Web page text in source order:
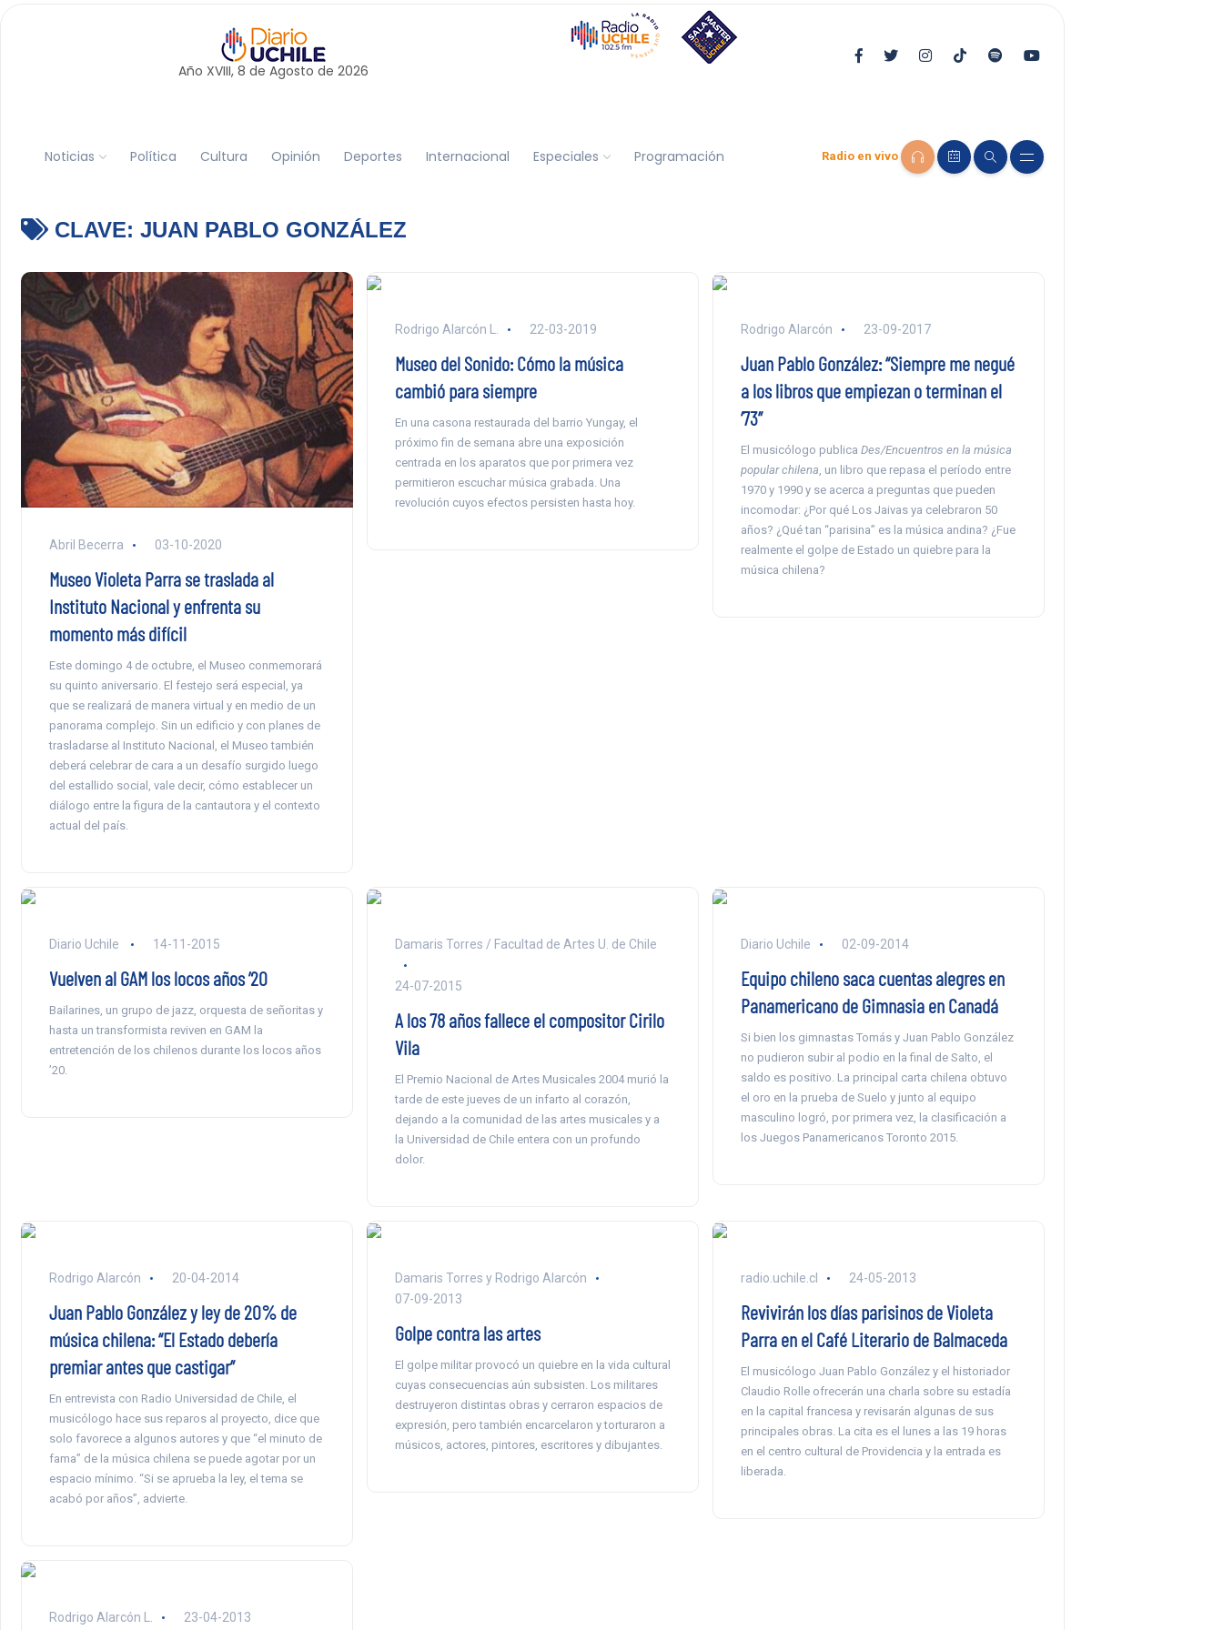
Año XVIII, 8 de Agosto de 2026
Noticias Política Cultura Opinión Deportes Internacional Especiales Programación Radio en vivo
CLAVE: JUAN PABLO GONZÁLEZ
Abril Becerra 03-10-2020
Museo Violeta Parra se traslada al
Instituto Nacional y enfrenta su
momento más difícil
Este domingo 4 de octubre, el Museo conmemorará
su quinto aniversario. El festejo será especial, ya
que se realizará de manera virtual y en medio de un
panorama complejo. Sin un edificio y con planes de
trasladarse al Instituto Nacional, el Museo también
deberá celebrar de cara a un desafío surgido luego
del estallido social, vale decir, cómo establecer un
diálogo entre la figura de la cantautora y el contexto
actual del país.
Rodrigo Alarcón L. 22-03-2019
Museo del Sonido: Cómo la música
cambió para siempre
En una casona restaurada del barrio Yungay, el
próximo fin de semana abre una exposición
centrada en los aparatos que por primera vez
permitieron escuchar música grabada. Una
revolución cuyos efectos persisten hasta hoy.
Rodrigo Alarcón 23-09-2017
Juan Pablo González: “Siempre me negué
a los libros que empiezan o terminan el
‘73”
El musicólogo publica Des/Encuentros en la música
popular chilena, un libro que repasa el período entre
1970 y 1990 y se acerca a preguntas que pueden
incomodar: ¿Por qué Los Jaivas ya celebraron 50
años? ¿Qué tan “parisina” es la música andina? ¿Fue
realmente el golpe de Estado un quiebre para la
música chilena?
Diario Uchile 14-11-2015
Vuelven al GAM los locos años ’20
Bailarines, un grupo de jazz, orquesta de señoritas y
hasta un transformista reviven en GAM la
entretención de los chilenos durante los locos años
’20.
Damaris Torres / Facultad de Artes U. de Chile
24-07-2015
A los 78 años fallece el compositor Cirilo
Vila
El Premio Nacional de Artes Musicales 2004 murió la
tarde de este jueves de un infarto al corazón,
dejando a la comunidad de las artes musicales y a
la Universidad de Chile entera con un profundo
dolor.
Diario Uchile 02-09-2014
Equipo chileno saca cuentas alegres en
Panamericano de Gimnasia en Canadá
Si bien los gimnastas Tomás y Juan Pablo González
no pudieron subir al podio en la final de Salto, el
saldo es positivo. La principal carta chilena obtuvo
el oro en la prueba de Suelo y junto al equipo
masculino logró, por primera vez, la clasificación a
los Juegos Panamericanos Toronto 2015.
Rodrigo Alarcón 20-04-2014
Juan Pablo González y ley de 20% de
música chilena: “El Estado debería
premiar antes que castigar”
En entrevista con Radio Universidad de Chile, el
musicólogo hace sus reparos al proyecto, dice que
solo favorece a algunos autores y que “el minuto de
fama” de la música chilena se puede agotar por un
espacio mínimo. “Si se aprueba la ley, el tema se
acabó por años”, advierte.
Damaris Torres y Rodrigo Alarcón
07-09-2013
Golpe contra las artes
El golpe militar provocó un quiebre en la vida cultural
cuyas consecuencias aún subsisten. Los militares
destruyeron distintas obras y cerraron espacios de
expresión, pero también encarcelaron y torturaron a
músicos, actores, pintores, escritores y dibujantes.
radio.uchile.cl 24-05-2013
Revivirán los días parisinos de Violeta
Parra en el Café Literario de Balmaceda
El musicólogo Juan Pablo González y el historiador
Claudio Rolle ofrecerán una charla sobre su estadía
en la capital francesa y revisarán algunas de sus
principales obras. La cita es el lunes a las 19 horas
en el centro cultural de Providencia y la entrada es
liberada.
Rodrigo Alarcón L. 23-04-2013